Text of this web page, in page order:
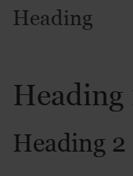
Heading
Heading
Heading 2